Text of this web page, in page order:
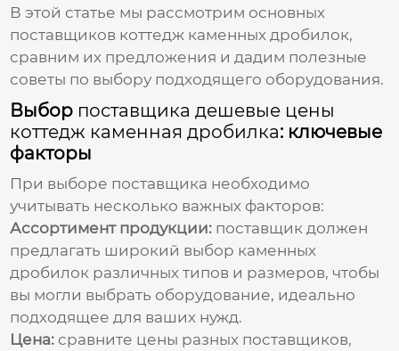
В этой статье мы рассмотрим основных
поставщиков коттедж каменных дробилок,
сравним их предложения и дадим полезные
советы по выбору подходящего оборудования.
Выбор поставщика дешевые цены
коттедж каменная дробилка: ключевые
факторы
При выборе поставщика необходимо
учитывать несколько важных факторов:
Ассортимент продукции: поставщик должен
предлагать широкий выбор каменных
дробилок различных типов и размеров, чтобы
вы могли выбрать оборудование, идеально
подходящее для ваших нужд.
Цена: сравните цены разных поставщиков,